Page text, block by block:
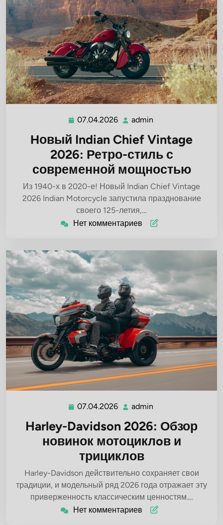
07.04.2026 07.04.2026
admin
Новый Indian Chief Vintage
2026: Ретро-стиль с
современной мощностью
Из 1940-х в 2020-е! Новый Indian Chief Vintage
2026 Indian Motorcycle запустила празднование
своего 125-летия,…
Нет комментариев
07.04.2026 07.04.2026
admin
Harley-Davidson 2026: Обзор
новинок мотоциклoв и
трициклов
Harley-Davidson действительно сохраняет свои
традиции, и модельный ряд 2026 года отражает эту
приверженность классическим ценностям.…
Нет комментариев